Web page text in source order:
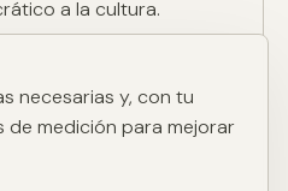
a la cultura.
necesarias y, con tu
de medición para mejorar